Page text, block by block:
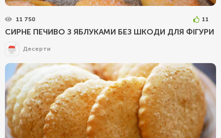
11 750 11
СИРНЕ ПЕЧИВО З ЯБЛУКАМИ БЕЗ ШКОДИ ДЛЯ ФІГУРИ
Десерти